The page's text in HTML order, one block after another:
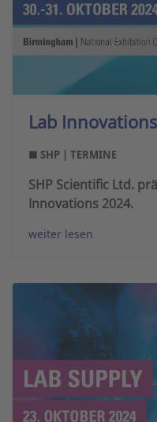
Lab
■ SHP | TERMINE
SHP Scientific Ltd.
Innovations 2024.
weiter lesen